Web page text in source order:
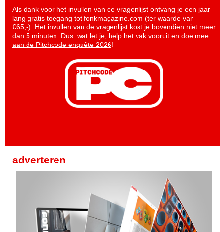
Als dank voor het invullen van de vragenlijst ontvang je een jaar
lang gratis toegang tot fonkmagazine.com (ter waarde van
€65,-). Het invullen van de vragenlijst kost je bovendien niet meer
dan 5 minuten. Dus: wat let je, help het vak vooruit en doe mee
aan de Pitchcode enquête 2026!
adverteren